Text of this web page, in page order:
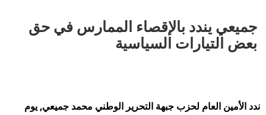
جميعي يندد بالإقصاء الممارس في حق
بعض التيارات السياسية
ندد الأمين العام لحزب جبهة التحرير الوطني محمد جميعي, يوم